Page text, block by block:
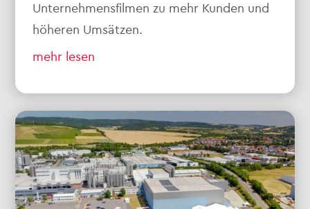
Unternehmensfilmen zu mehr Kunden und
höheren Umsätzen.
mehr lesen